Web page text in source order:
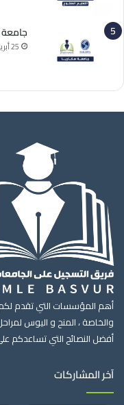
جامعة
25 أبريل، 2026
أهم المؤسسات التي تقدم لكم
والخاصة ، المنح و اليوس
أفضل النصائح التي تساعدكم
آخر المشاركات